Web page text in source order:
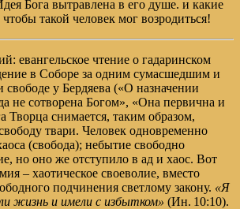
Бога вытравлена в его душе. и какие
такой человек мог возродиться!
евангельское чтение о гадаринском
в Соборе за одним сумасшедшим и
свободе у Бердяева («О назначении
не сотворена Богом», «Она первична и
Творца снимается, таким образом,
твари. Человек одновременно
(свобода); небытие свободно
но оно же отступило в ад и хаос. Вот
– хаотическое своеволие, вместо
подчинения светлому закону. «Я
жизнь и имели с избытком» (Ин. 10:10).